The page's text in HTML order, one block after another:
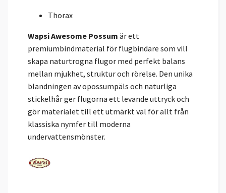
Thorax
Wapsi Awesome Possum är ett
premiumbindmaterial för flugbindare som vill
skapa naturtrogna flugor med perfekt balans
mellan mjukhet, struktur och rörelse. Den unika
blandningen av opossumpäls och naturliga
stickelhår ger flugorna ett levande uttryck och
gör materialet till ett utmärkt val för allt från
klassiska nymfer till moderna
undervattensmönster.